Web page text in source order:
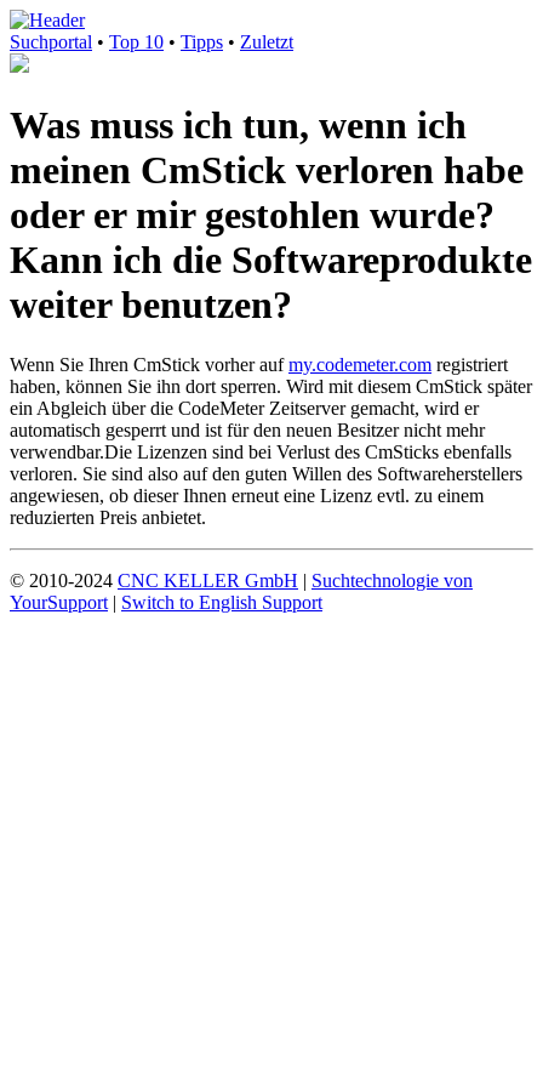
Suchportal • Top 10 • Tipps • Zuletzt
Was muss ich tun, wenn ich
meinen CmStick verloren habe
oder er mir gestohlen wurde?
Kann ich die Softwareprodukte
weiter benutzen?
Wenn Sie Ihren CmStick vorher aufmy.codemeter.com registriert
haben, können Sie ihn dort sperren. Wird mit diesem CmStick später
ein Abgleich über die CodeMeter Zeitserver gemacht, wird er
automatisch gesperrt und ist für den neuen Besitzer nicht mehr
verwendbar.Die Lizenzen sind bei Verlust des CmSticks ebenfalls
verloren. Sie sind also auf den guten Willen des Softwareherstellers
angewiesen, ob dieser Ihnen erneut eine Lizenz evtl. zu einem
reduzierten Preis anbietet.
© 2010-2024 CNC KELLER GmbH | Suchtechnologie von
YourSupport | Switch to English Support